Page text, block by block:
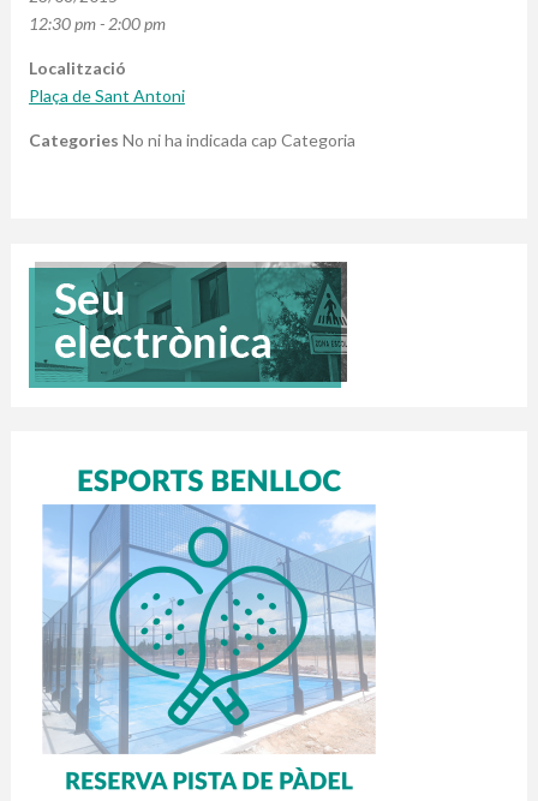
12:30 pm - 2:00 pm
Localització
Plaça de Sant Antoni
Categories No ni ha indicada cap Categoria